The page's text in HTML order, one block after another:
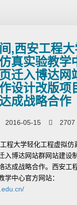
,西安工程
真实验教学
迁入博达网
设计改版项
成战略合作
2016-05-15 2707
程大学轻化工程虚拟仿
入博达网站群网站建设
达成战略合作。西安工
学中心官方网站：